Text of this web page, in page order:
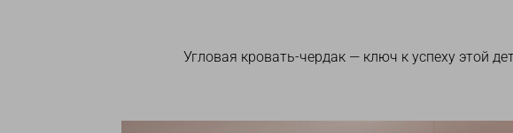
Угловая кровать-чердак — ключ к успеху этой